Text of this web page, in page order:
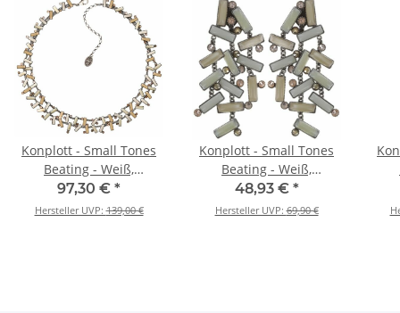
Konplott - Small Tones
Beating - Weiß,
Antiksilber, Halskette
97,30 € *
Hersteller UVP:139,00 €
Konplott - Small Tones
Beating - Weiß,
Antiksilber, Ohrringe mit
Stecker
48,93 € *
Hersteller UVP:69,90 €